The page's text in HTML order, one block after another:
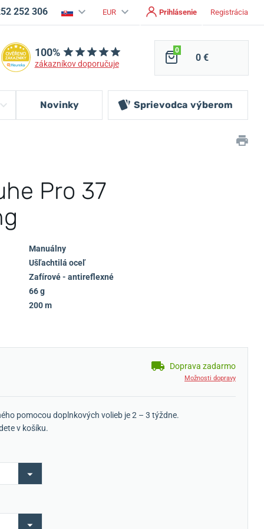
252 306 EUR Prihlásenie Registrácia
100%
zákazníkov doporučuje
0
0 €
Novinky Sprievodca výberom
Pro 37
Manuálny
Ušľachtilá oceľ
Zafírové - antireflexné
66 g
200 m
Doprava zadarmo
Možnosti dopravy
pomocou doplnkových volieb je 2 – 3 týždne.
v košíku.